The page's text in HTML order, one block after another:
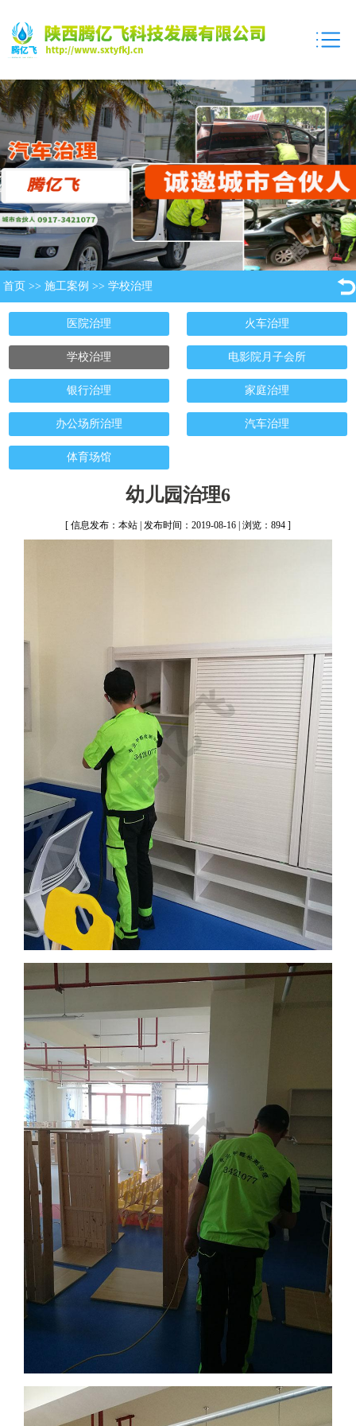
首页 >> 施工案例 >> 学校治理
医院治理 火车治理
学校治理 电影院月子会所
银行治理 家庭治理
办公场所治理 汽车治理
体育场馆
幼儿园治理6
[ 信息发布：本站 | 发布时间：2019-08-16 | 浏览：894 ]